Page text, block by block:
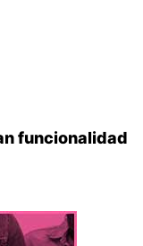
funcionalidad